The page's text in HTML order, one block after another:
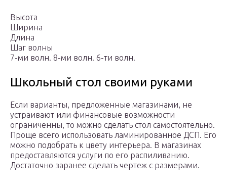
Высота
Ширина
Длина
Шаг волны
7-ми волн. 8-ми волн. 6-ти волн.
Школьный стол своими руками
Если варианты, предложенные магазинами, не
устраивают или финансовые возможности
ограниченны, то можно сделать стол самостоятельно.
Проще всего использовать ламинированное ДСП. Его
можно подобрать к цвету интерьера. В магазинах
предоставляются услуги по его распиливанию.
Достаточно заранее сделать чертеж с размерами.